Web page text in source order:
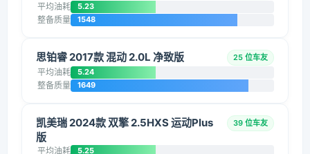
平均油耗 5.23
整备质量 1548
思铂睿 2017款 混动 2.0L 净致版 25 位车友
平均油耗 5.24
整备质量 1649
凯美瑞 2024款 双擎 2.5HXS 运动Plus
版
39 位车友
平均油耗 5.25